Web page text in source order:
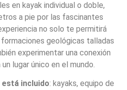
en kayak individual o doble,
a pie por las fascinantes
no solo te permitirá
geológicas talladas
experimentar una conexión
lugar único en el mundo.
está incluido: kayaks, equipo de